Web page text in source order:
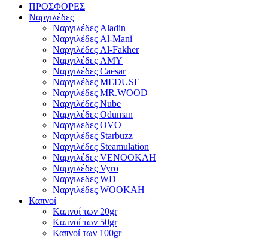
ΠΡΟΣΦΟΡΕΣ
Ναργιλέδες
Ναργιλέδες Aladin
Ναργιλέδες Al-Mani
Ναργιλέδες Al-Fakher
Ναργιλέδες AΜΥ
Ναργιλέδες Caesar
Ναργιλέδες MEDUSE
Ναργιλέδες MR.WOOD
Ναργιλέδες Nube
Ναργιλέδες Oduman
Ναργιλεδες OVO
Ναργιλέδες Starbuzz
Ναργιλέδες Steamulation
Ναργιλέδες VENOOKAH
Ναργιλέδες Vyro
Ναργιλεδες WD
Ναργιλέδες WOOKAH
Καπνοί
Kαπνοί των 20gr
Kαπνοί των 50gr
Καπνοί των 100gr